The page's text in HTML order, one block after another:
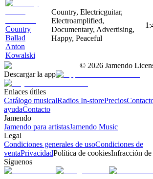
Country
Ballad
Anton
Kowalski
Country, Electricguitar,
Electroamplified,
Documentary, Advertising,
Happy, Peaceful
© 2026 Jamendo
Descargar la app
Enlaces útiles
Catálogo musicalRadios In-storePrecios
ayudaContacto
Jamendo
Jamendo para artistasJamendo Music
Legal
Condiciones generales de usoCondiciones de
ventaPrivacidadPolítica de cookiesInfracción
Síguenos